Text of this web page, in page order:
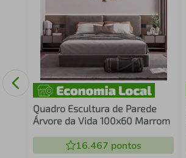
Quadro Escultura de Parede
Árvore da Vida 100x60 Marrom
16.467 pontos